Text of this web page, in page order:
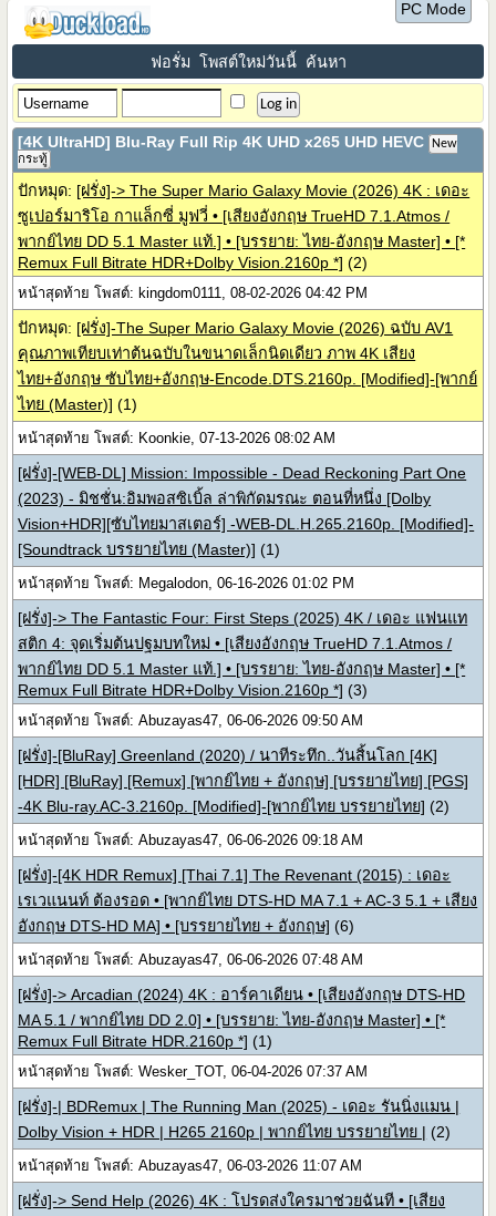
PC Mode
ฟอรั่ม โพสต์ใหม่วันนี้ ค้นหา
[4K UltraHD] Blu-Ray Full Rip 4K UHD x265 UHD HEVC New
กระทู้
ปักหมุด: [ฝรั่ง]-> The Super Mario Galaxy Movie (2026) 4K : เดอะ
ซูเปอร์มาริโอ กาแล็กซี่ มูฟวี่ • [เสียงอังกฤษ TrueHD 7.1.Atmos /
พากย์ไทย DD 5.1 Master แท้.] • [บรรยาย: ไทย-อังกฤษ Master] • [*
Remux Full Bitrate HDR+Dolby Vision.2160p *] (2)
หน้าสุดท้าย โพสต์: kingdom0111, 08-02-2026 04:42 PM
ปักหมุด: [ฝรั่ง]-The Super Mario Galaxy Movie (2026) ฉบับ AV1
คุณภาพเทียบเท่าต้นฉบับในขนาดเล็กนิดเดียว ภาพ 4K เสียง
ไทย+อังกฤษ ซับไทย+อังกฤษ-Encode.DTS.2160p. [Modified]-[พากย์
ไทย (Master)] (1)
หน้าสุดท้าย โพสต์: Koonkie, 07-13-2026 08:02 AM
[ฝรั่ง]-[WEB-DL] Mission: Impossible - Dead Reckoning Part One
(2023) - มิชชั่น:อิมพอสซิเบิ้ล ล่าพิกัดมรณะ ตอนที่หนึ่ง [Dolby
Vision+HDR][ซับไทยมาสเตอร์] -WEB-DL.H.265.2160p. [Modified]-
[Soundtrack บรรยายไทย (Master)] (1)
หน้าสุดท้าย โพสต์: Megalodon, 06-16-2026 01:02 PM
[ฝรั่ง]-> The Fantastic Four: First Steps (2025) 4K / เดอะ แฟนแท
สติก 4: จุดเริ่มต้นปฐมบทใหม่ • [เสียงอังกฤษ TrueHD 7.1.Atmos /
พากย์ไทย DD 5.1 Master แท้.] • [บรรยาย: ไทย-อังกฤษ Master] • [*
Remux Full Bitrate HDR+Dolby Vision.2160p *] (3)
หน้าสุดท้าย โพสต์: Abuzayas47, 06-06-2026 09:50 AM
[ฝรั่ง]-[BluRay] Greenland (2020) / นาทีระทึก..วันสิ้นโลก [4K]
[HDR] [BluRay] [Remux] [พากย์ไทย + อังกฤษ] [บรรยายไทย] [PGS]
-4K Blu-ray.AC-3.2160p. [Modified]-[พากย์ไทย บรรยายไทย] (2)
หน้าสุดท้าย โพสต์: Abuzayas47, 06-06-2026 09:18 AM
[ฝรั่ง]-[4K HDR Remux] [Thai 7.1] The Revenant (2015) : เดอะ
เรเวแนนท์ ต้องรอด • [พากย์ไทย DTS-HD MA 7.1 + AC-3 5.1 + เสียง
อังกฤษ DTS-HD MA] • [บรรยายไทย + อังกฤษ] (6)
หน้าสุดท้าย โพสต์: Abuzayas47, 06-06-2026 07:48 AM
[ฝรั่ง]-> Arcadian (2024) 4K : อาร์คาเดียน • [เสียงอังกฤษ DTS-HD
MA 5.1 / พากย์ไทย DD 2.0] • [บรรยาย: ไทย-อังกฤษ Master] • [*
Remux Full Bitrate HDR.2160p *] (1)
หน้าสุดท้าย โพสต์: Wesker_TOT, 06-04-2026 07:37 AM
[ฝรั่ง]-| BDRemux | The Running Man (2025) - เดอะ รันนิ่งแมน |
Dolby Vision + HDR | H265 2160p | พากย์ไทย บรรยายไทย | (2)
หน้าสุดท้าย โพสต์: Abuzayas47, 06-03-2026 11:07 AM
[ฝรั่ง]-> Send Help (2026) 4K : โปรดส่งใครมาช่วยฉันที • [เสียง